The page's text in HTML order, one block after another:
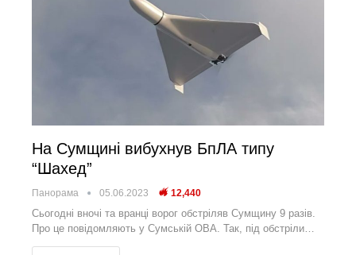
На Сумщині вибухнув БпЛА типу
“Шахед”
Панорама 05.06.2023 12,440
Сьогодні вночі та вранці ворог обстріляв Сумщину 9 разів.
Про це повідомляють у Сумській ОВА. Так, під обстріли…